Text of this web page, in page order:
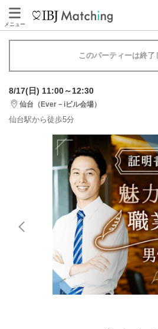
メニュー
このパーティーは終了
8/17(日) 11:00～12:30
仙台（Ever－iビル会場）
仙台駅から徒歩5分